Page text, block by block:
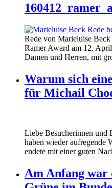
Rede von Marieluise
Ramer Award am 12.
Damen und Herren, mit
Warum sich
für Michail
Liebe Besucherinnen und
haben wieder aufregende
endete mit einer guten
Am Anfang war